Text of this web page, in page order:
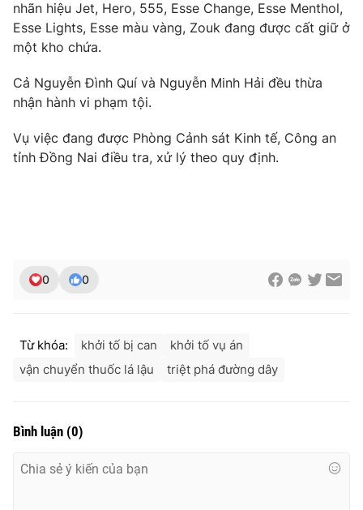
Ðiện thoại Thời báo VTV:024.66 897 897
Email:toasoan@vtv.vn
Liên hệ quảng cáo:
® Cấm sao chép dưới mọi hình thức nếu không có sự chấp
nhãn hiệu Jet, Hero, 555, Esse Change, Esse Menthol,
Esse Lights, Esse màu vàng, Zouk đang được cất giữ ở
một kho chứa.
Cả Nguyễn Đình Quí và Nguyễn Minh Hải đều thừa
nhận hành vi phạm tội.
Vụ việc đang được Phòng Cảnh sát Kinh tế, Công an
tỉnh Đồng Nai điều tra, xử lý theo quy định.
0 0
Từ khóa: khởi tố bị can
khởi tố vụ án
vận chuyển thuốc lá lậu
triệt phá đường dây
Bình luận (0)